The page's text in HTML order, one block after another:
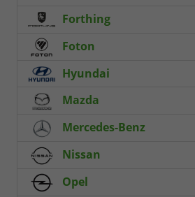
Forthing
Foton
Hyundai
Mazda
Mercedes-Benz
Nissan
Opel